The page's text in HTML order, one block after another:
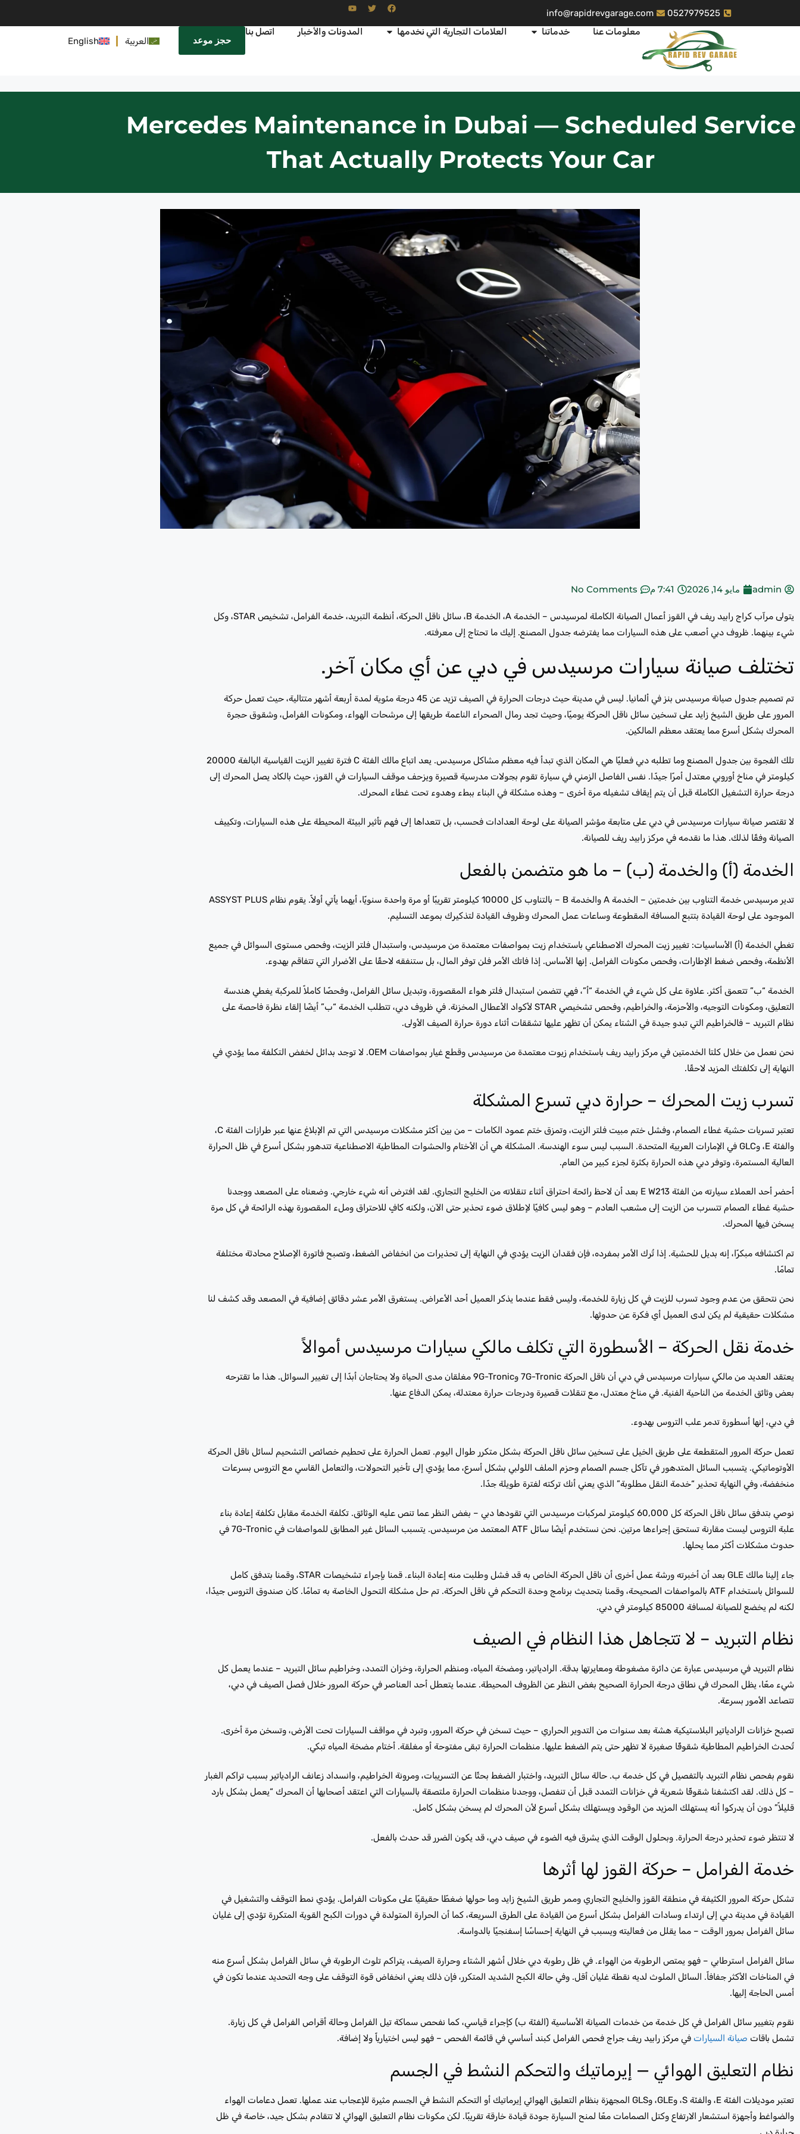
0527979525
info@rapidrevgarage.com
معلومات عنا
خدماتنا العلامات التجارية التي نخدمها المدونات والأخبار اتصل بنا
حجز موعد العربية English
Mercedes Maintenance in Dubai — Scheduled Service
That Actually Protects Your Car
admin مايو 14, 2026 7:41 م No Comments
يتولى مرآب كراج رابيد ريف في القوز أعمال الصيانة الكاملة لمرسيدس – الخدمة A، الخدمة B، سائل ناقل الحركة، أنظمة التبريد، خدمة الفرامل، تشخيص STAR، وكل
شيء بينهما. ظروف دبي أصعب على هذه السيارات مما يفترضه جدول المصنع. إليك ما تحتاج إلى معرفته.
تختلف صيانة سيارات مرسيدس في دبي عن أي مكان آخر.
تم تصميم جدول صيانة مرسيدس بنز في ألمانيا. ليس في مدينة حيث درجات الحرارة في الصيف تزيد عن 45 درجة مئوية لمدة أربعة أشهر متتالية، حيث تعمل حركة
المرور على طريق الشيخ زايد على تسخين سائل ناقل الحركة يوميًا، وحيث تجد رمال الصحراء الناعمة طريقها إلى مرشحات الهواء، ومكونات الفرامل، وشقوق حجرة
المحرك بشكل أسرع مما يعتقد معظم المالكين.
تلك الفجوة بين جدول المصنع وما تطلبه دبي فعليًا هي المكان الذي تبدأ فيه معظم مشاكل مرسيدس. يعد اتباع مالك الفئة C فترة تغيير الزيت القياسية البالغة 20000
كيلومتر في مناخ أوروبي معتدل أمرًا جيدًا. نفس الفاصل الزمني في سيارة تقوم بجولات مدرسية قصيرة ويزحف موقف السيارات في القوز، حيث بالكاد يصل المحرك إلى
درجة حرارة التشغيل الكاملة قبل أن يتم إيقاف تشغيله مرة أخرى – وهذه مشكلة في البناء ببطء وهدوء تحت غطاء المحرك.
لا تقتصر صيانة سيارات مرسيدس في دبي على متابعة مؤشر الصيانة على لوحة العدادات فحسب، بل تتعداها إلى فهم تأثير البيئة المحيطة على هذه السيارات، وتكييف
الصيانة وفقًا لذلك. هذا ما نقدمه في مركز رابيد ريف للصيانة.
الخدمة (أ) والخدمة (ب) – ما هو متضمن بالفعل
تدير مرسيدس خدمة التناوب بين خدمتين – الخدمة A والخدمة B – بالتناوب كل 10000 كيلومتر تقريبًا أو مرة واحدة سنويًا، أيهما يأتي أولاً. يقوم نظام ASSYST PLUS
الموجود على لوحة القيادة بتتبع المسافة المقطوعة وساعات عمل المحرك وظروف القيادة لتذكيرك بموعد التسليم.
تغطي الخدمة (أ) الأساسيات: تغيير زيت المحرك الاصطناعي باستخدام زيت بمواصفات معتمدة من مرسيدس، واستبدال فلتر الزيت، وفحص مستوى السوائل في جميع
الأنظمة، وفحص ضغط الإطارات، وفحص مكونات الفرامل. إنها الأساس. إذا فاتك الأمر فلن توفر المال، بل ستنفقه لاحقًا على الأضرار التي تتفاقم بهدوء.
الخدمة “ب” تتعمق أكثر. علاوة على كل شيء في الخدمة “أ”، فهي تتضمن استبدال فلتر هواء المقصورة، وتبديل سائل الفرامل، وفحصًا كاملاً للمركبة يغطي هندسة
التعليق، ومكونات التوجيه، والأحزمة، والخراطيم، وفحص تشخيصي STAR لأكواد الأعطال المخزنة. في ظروف دبي، تتطلب الخدمة “ب” أيضًا إلقاء نظرة فاحصة على
نظام التبريد – فالخراطيم التي تبدو جيدة في الشتاء يمكن أن تظهر عليها تشققات أثناء دورة حرارة الصيف الأولى.
نحن نعمل من خلال كلتا الخدمتين في مركز رابيد ريف باستخدام زيوت معتمدة من مرسيدس وقطع غيار بمواصفات OEM. لا توجد بدائل لخفض التكلفة مما يؤدي في
النهاية إلى تكلفتك المزيد لاحقًا.
تسرب زيت المحرك – حرارة دبي تسرع المشكلة
تعتبر تسربات حشية غطاء الصمام، وفشل ختم مبيت فلتر الزيت، وتمزق ختم عمود الكامات – من بين أكثر مشكلات مرسيدس التي تم الإبلاغ عنها عبر طرازات الفئة C،
والفئة E، وGLC في الإمارات العربية المتحدة. السبب ليس سوء الهندسة. المشكلة هي أن الأختام والحشوات المطاطية الاصطناعية تتدهور بشكل أسرع في ظل الحرارة
العالية المستمرة، وتوفر دبي هذه الحرارة بكثرة لجزء كبير من العام.
أحضر أحد العملاء سيارته من الفئة E W213 بعد أن لاحظ رائحة احتراق أثناء تنقلاته من الخليج التجاري. لقد افترض أنه شيء خارجي. وضعناه على المصعد ووجدنا
حشية غطاء الصمام تتسرب من الزيت إلى مشعب العادم – وهو ليس كافيًا لإطلاق ضوء تحذير حتى الآن، ولكنه كافٍ للاحتراق وملء المقصورة بهذه الرائحة في كل مرة
يسخن فيها المحرك.
تم اكتشافه مبكرًا، إنه بديل للحشية. إذا تُرك الأمر بمفرده، فإن فقدان الزيت يؤدي في النهاية إلى تحذيرات من انخفاض الضغط، وتصبح فاتورة الإصلاح محادثة مختلفة
تمامًا.
نحن نتحقق من عدم وجود تسرب للزيت في كل زيارة للخدمة، وليس فقط عندما يذكر العميل أحد الأعراض. يستغرق الأمر عشر دقائق إضافية في المصعد وقد كشف لنا
مشكلات حقيقية لم يكن لدى العميل أي فكرة عن حدوثها.
خدمة نقل الحركة – الأسطورة التي تكلف مالكي سيارات مرسيدس أموالاً
يعتقد العديد من مالكي سيارات مرسيدس في دبي أن ناقل الحركة 7G-Tronic و9G-Tronic مغلقان مدى الحياة ولا يحتاجان أبدًا إلى تغيير السوائل. هذا ما تقترحه
بعض وثائق الخدمة من الناحية الفنية. في مناخ معتدل، مع تنقلات قصيرة ودرجات حرارة معتدلة، يمكن الدفاع عنها.
في دبي، إنها أسطورة تدمر علب التروس بهدوء.
تعمل حركة المرور المتقطعة على طريق الخيل على تسخين سائل ناقل الحركة بشكل متكرر طوال اليوم. تعمل الحرارة على تحطيم خصائص التشحيم لسائل ناقل الحركة
الأوتوماتيكي. يتسبب السائل المتدهور في تآكل جسم الصمام وحزم الملف اللولبي بشكل أسرع، مما يؤدي إلى تأخير التحولات، والتعامل القاسي مع التروس بسرعات
منخفضة، وفي النهاية تحذير “خدمة النقل مطلوبة” الذي يعني أنك تركته لفترة طويلة جدًا.
نوصي بتدفق سائل ناقل الحركة كل 60,000 كيلومتر لمركبات مرسيدس التي تقودها دبي – بغض النظر عما تنص عليه الوثائق. تكلفة الخدمة مقابل تكلفة إعادة بناء
علبة التروس ليست مقارنة تستحق إجراءها مرتين. نحن نستخدم أيضًا سائل ATF المعتمد من مرسيدس. يتسبب السائل غير المطابق للمواصفات في 7G-Tronic في
حدوث مشكلات أكثر مما يحلها.
جاء إلينا مالك GLE بعد أن أخبرته ورشة عمل أخرى أن ناقل الحركة الخاص به قد فشل وطلبت منه إعادة البناء. قمنا بإجراء تشخيصات STAR، وقمنا بتدفق كامل
للسوائل باستخدام ATF بالمواصفات الصحيحة، وقمنا بتحديث برنامج وحدة التحكم في ناقل الحركة. تم حل مشكلة التحول الخاصة به تمامًا. كان صندوق التروس جيدًا،
لكنه لم يخضع للصيانة لمسافة 85000 كيلومتر في دبي.
نظام التبريد – لا تتجاهل هذا النظام في الصيف
نظام التبريد في مرسيدس عبارة عن دائرة مضغوطة ومعايرتها بدقة. الرادياتير، ومضخة المياه، ومنظم الحرارة، وخزان التمدد، وخراطيم سائل التبريد – عندما يعمل كل
شيء معًا، يظل المحرك في نطاق درجة الحرارة الصحيح بغض النظر عن الظروف المحيطة. عندما يتعطل أحد العناصر في حركة المرور خلال فصل الصيف في دبي،
تتصاعد الأمور بسرعة.
تصبح خزانات الرادياتير البلاستيكية هشة بعد سنوات من التدوير الحراري – حيث تسخن في حركة المرور، وتبرد في مواقف السيارات تحت الأرض، وتسخن مرة أخرى.
تُحدث الخراطيم المطاطية شقوقًا صغيرة لا تظهر حتى يتم الضغط عليها. منظمات الحرارة تبقى مفتوحة أو مغلقة. أختام مضخة المياه تبكي.
نقوم بفحص نظام التبريد بالتفصيل في كل خدمة ب. حالة سائل التبريد، واختبار الضغط بحثًا عن التسريبات، ومرونة الخراطيم، وانسداد زعانف الرادياتير بسبب تراكم الغبار
– كل ذلك. لقد اكتشفنا شقوقًا شعرية في خزانات التمدد قبل أن تنفصل، ووجدنا منظمات الحرارة ملتصقة بالسيارات التي اعتقد أصحابها أن المحرك “يعمل بشكل بارد
قليلاً” دون أن يدركوا أنه يستهلك المزيد من الوقود ويستهلك بشكل أسرع لأن المحرك لم يسخن بشكل كامل.
لا تنتظر ضوء تحذير درجة الحرارة. وبحلول الوقت الذي يشرق فيه الضوء في صيف دبي، قد يكون الضرر قد حدث بالفعل.
خدمة الفرامل – حركة القوز لها أثرها
تشكل حركة المرور الكثيفة في منطقة القوز والخليج التجاري وممر طريق الشيخ زايد وما حولها ضغطًا حقيقيًا على مكونات الفرامل. يؤدي نمط التوقف والتشغيل في
القيادة في مدينة دبي إلى ارتداء وسادات الفرامل بشكل أسرع من القيادة على الطرق السريعة، كما أن الحرارة المتولدة في دورات الكبح القوية المتكررة تؤدي إلى غليان
سائل الفرامل بمرور الوقت – مما يقلل من فعاليته ويسبب في النهاية إحساسًا إسفنجيًا بالدواسة.
سائل الفرامل استرطابي – فهو يمتص الرطوبة من الهواء. في ظل رطوبة دبي خلال أشهر الشتاء وحرارة الصيف، يتراكم تلوث الرطوبة في سائل الفرامل بشكل أسرع منه
في المناخات الأكثر جفافاً. السائل الملوث لديه نقطة غليان أقل. وفي حالة الكبح الشديد المتكرر، فإن ذلك يعني انخفاض قوة التوقف على وجه التحديد عندما تكون في
أمس الحاجة إليها.
نقوم بتغيير سائل الفرامل في كل خدمة من خدمات الصيانة الأساسية (الفئة ب) كإجراء قياسي، كما نفحص سماكة تيل الفرامل وحالة أقراص الفرامل في كل زيارة.
تشمل باقات صيانة السيارات في مركز رابيد ريف جراج فحص الفرامل كبند أساسي في قائمة الفحص – فهو ليس اختيارياً ولا إضافة.
نظام التعليق الهوائي — إيرماتيك والتحكم النشط في الجسم
تعتبر موديلات الفئة E، والفئة S، وGLE، وGLS المجهزة بنظام التعليق الهوائي إيرماتيك أو التحكم النشط في الجسم مثيرة للإعجاب عند عملها. تعمل دعامات الهواء
والضواغط وأجهزة استشعار الارتفاع وكتل الصمامات معًا لمنح السيارة جودة قيادة خارقة تقريبًا. لكن مكونات نظام التعليق الهوائي لا تتقادم بشكل جيد، خاصة في ظل